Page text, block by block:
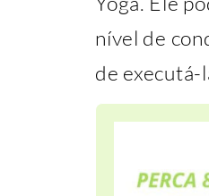
nível de
de executá-